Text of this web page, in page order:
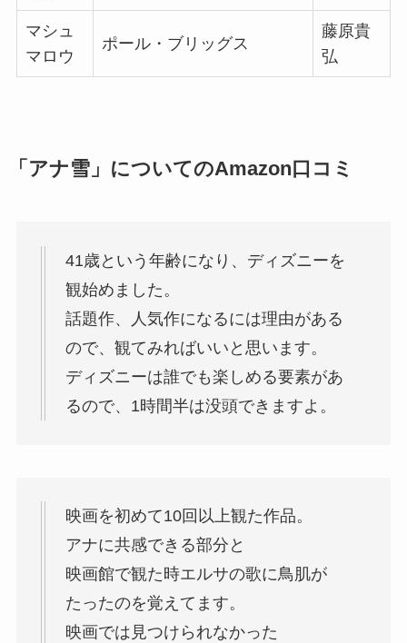
マシュ
マロウ
ポール・ブリッグス
藤原貴
弘
「アナ雪」についてのAmazon口コミ
41歳という年齢になり、ディズニーを
観始めました。
話題作、人気作になるには理由がある
ので、観てみればいいと思います。
ディズニーは誰でも楽しめる要素があ
るので、1時間半は没頭できますよ。
映画を初めて10回以上観た作品。
アナに共感できる部分と
映画館で観た時エルサの歌に鳥肌が
たったのを覚えてます。
映画では見つけられなかった